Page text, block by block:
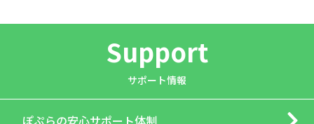
Support
サポート情報